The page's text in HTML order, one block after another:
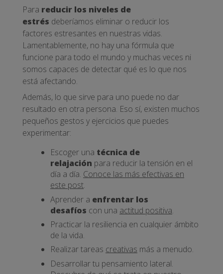
Para reducir los niveles de
estrés deberíamos eliminar o reducir los
factores estresantes en nuestras vidas.
Lamentablemente, no hay una fórmula que
funcione para todo el mundo y muchas veces ni
somos capaces de detectar qué es lo que nos
está afectando.
Además, lo que sirve para uno puede no dar
resultado en otra persona. Eso sí, existen muchos
pequeños gestos y ejercicios que puedes
experimentar:
Escoger una técnica de
relajación para reducir la tensión en el
día a día. Conoce las más efectivas en
este post.
Aprender a enfrentar los
desafíos con una actitud positiva.
Practicar la resiliencia en cualquier ámbito
de la vida.
Realizar tareas creativas más a menudo.
Desarrollar tu pensamiento lateral.